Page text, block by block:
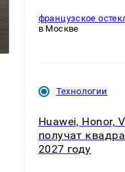
На Урале из
были украдены
французское
в Москве
Технологии
Huawei, Honor,
получат
2027 году